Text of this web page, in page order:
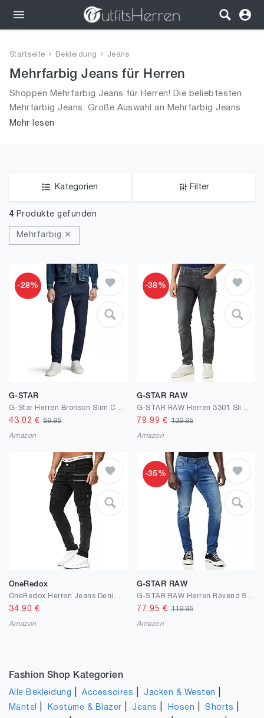
Bekleidung
Wäsche
Schuhe
Startseite Bekleidung Jeans
Mehrfarbig Jeans für Herren
Shoppen Mehrfarbig Jeans für Herren! Die beliebtesten
Mehrfarbig Jeans. Große Auswahl an Mehrfarbig Jeans
und alle Trends aus 2026 für Männer!
Mehr lesen
Kategorien Filter
4 Produkte gefunden
Mehrfarbig ✕
-28%
G-STAR
43.02 €59.95
Amazon
-38%
G-STAR RAW
79.99 € 129.95
Amazon
OneRedox
34.90 €
Amazon
-35%
G-STAR RAW
77.95 € 119.95
Amazon
Fashion Shop Kategorien
Alle Bekleidung |Accessoires |Jacken & Westen
Mäntel Kostüme & Blazer |Jeans Hosen |Shorts